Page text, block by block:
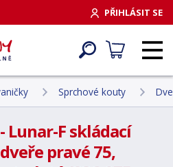
PŘIHLÁSIT SE
Sprchové kouty
Lunar-F skládací
pravé 75,